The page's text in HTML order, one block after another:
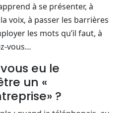
à se présenter, à
voix, à passer les barrières
les mots qu’il faut, à
vous…
eu le
un «
?